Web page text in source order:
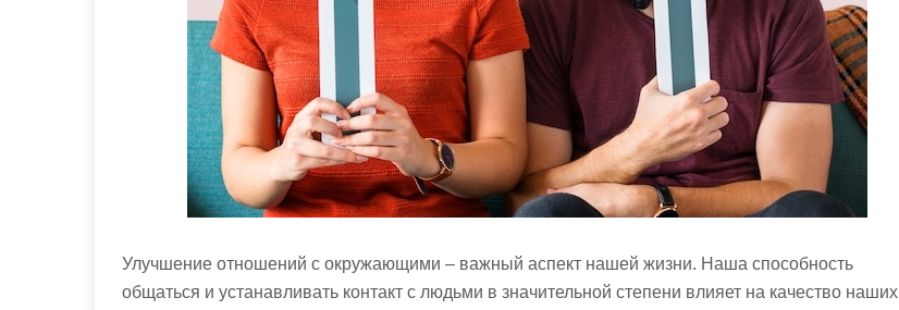
Улучшение отношений с окружающими – важный аспект нашей жизни. Наша способность
общаться и устанавливать контакт с людьми в значительной степени влияет на качество наших